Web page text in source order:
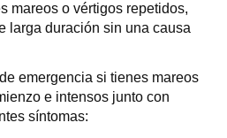
mareos o vértigos repetidos,
larga duración sin una causa
emergencia si tienes mareos
e intensos junto con
síntomas: